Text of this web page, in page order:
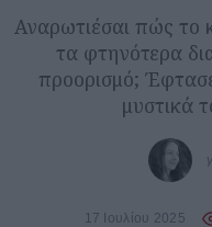
Αναρωτιέσαι πώς το
τα φτηνότερα
προορισμό;
μυστικά
17 Ιουλίου 2025